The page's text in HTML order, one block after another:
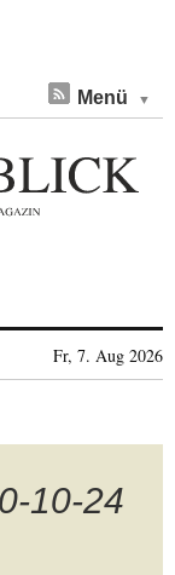
Menü
Fr, 7. Aug 2026
10-24